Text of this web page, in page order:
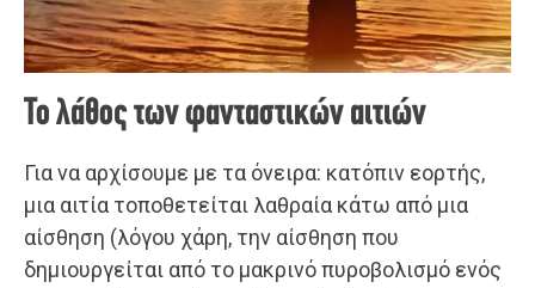
Το λάθος των φανταστικών αιτιών
Για να αρχίσουμε με τα όνειρα: κατόπιν εορτής,
μια αιτία τοποθετείται λαθραία κάτω από μια
αίσθηση (λόγου χάρη, την αίσθηση που
δημιουργείται από το μακρινό πυροβολισμό ενός